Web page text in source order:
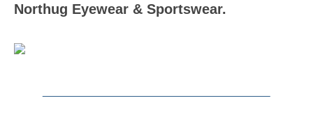
Northug Eyewear & Sportswear.